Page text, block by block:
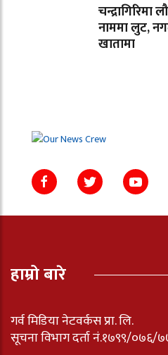
नाममा लुट,
खातामा
हाम्रो बारे
गर्व मिडिया नेटवर्कस प्रा. लि.
सूचना विभाग दर्ता नं.१७९९/०७६/